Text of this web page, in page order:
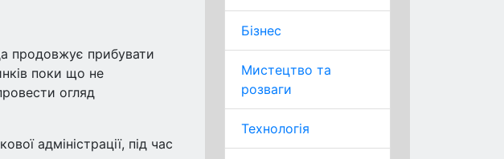
Бізнес
Мистецтво та
розваги
Технологія
продовжує прибувати
поки що не
огляд
адміністрації, під час